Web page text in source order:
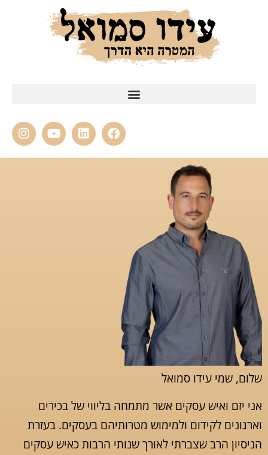
שלום, שמי עידו סמואל
אני יזם ואיש עסקים אשר מתמחה בליווי של בכירים
וארגונים לקידום ולמימוש מטרותיהם בעסקים. בעזרת
הניסיון הרב שצברתי לאורך שנותי הרבות כאיש עסקים